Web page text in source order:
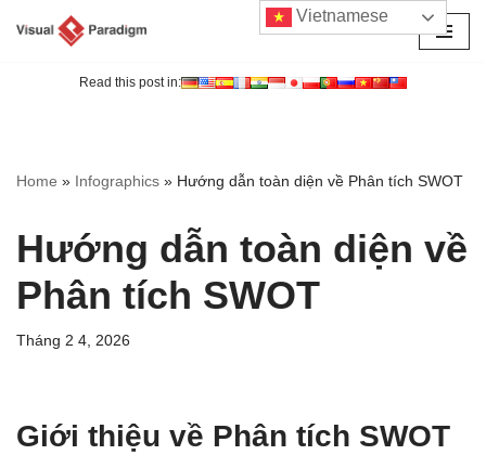
Read this post in:
Home » Infographics » Hướng dẫn toàn diện về Phân tích SWOT
Hướng dẫn toàn diện về
Phân tích SWOT
Tháng 2 4, 2026
Giới thiệu về Phân tích SWOT
Vietnamese